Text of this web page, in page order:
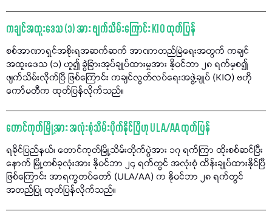
ကချင်အထူးဒေသ (၁) အား ဖျက်သိမ်းကြောင်း KIO ထုတ်ပြန်
စစ်အာဏာရှင်အစိုးရအဆက်ဆက် အာဏာတည်မြဲရေးအတွက် ကချင်
အထူးဒေသ (၁) ဟူ၍ ခွဲခြားအုပ်ချုပ်ထားမှုအား နိုဝင်ဘာ ၂၈ ရက်မှစ၍
ဖျက်သိမ်းလိုက်ပြီ ဖြစ်ကြောင်း ကချင်လွတ်လပ်ရေးအဖွဲ့ချုပ် (KIO) ဗဟို
ကော်မတီက ထုတ်ပြန်လိုက်သည်။
တောင်ကုတ်မြို့အား အလုံးစုံသိမ်းပိုက်နိုင်ပြီဟု ULA/AA ထုတ်ပြန်
ရခိုင်ပြည်နယ်၊ တောင်ကုတ်မြို့သိမ်းတိုက်ပွဲအား ၁၇ ရက်ကြာ ထိုးစစ်ဆင်ပြီး
နောက် မြို့တစ်ခုလုံးအား နိုဝင်ဘာ ၂၄ ရက်တွင် အလုံးစုံ ထိန်းချုပ်ထားနိုင်ပြီ
ဖြစ်ကြောင်း အာရက္ခတပ်တော် (ULA/AA) က နိုဝင်ဘာ ၂၈ ရက်တွင်
အတည်ပြု ထုတ်ပြန်လိုက်သည်။